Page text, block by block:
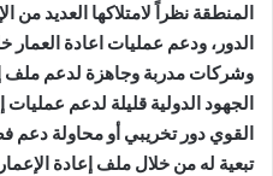
المنطقة نظراً لامتلاكها العديد من
الدور، ودعم عمليات اعادة
وشركات مدربة وجاهزة لدعم ملف
الجهود الدولية قليلة لدعم
القوي دور تخريبي أو محاولة دعم
تبعية له من خلال ملف إعادة